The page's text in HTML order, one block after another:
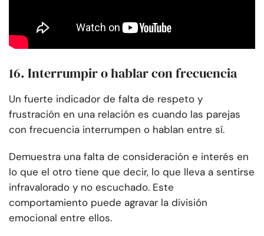
16. Interrumpir o hablar con frecuencia
Un fuerte indicador de falta de respeto y
frustración en una relación es cuando las parejas
con frecuencia interrumpen o hablan entre sí.
Demuestra una falta de consideración e interés en
lo que el otro tiene que decir, lo que lleva a sentirse
infravalorado y no escuchado. Este
comportamiento puede agravar la división
emocional entre ellos.